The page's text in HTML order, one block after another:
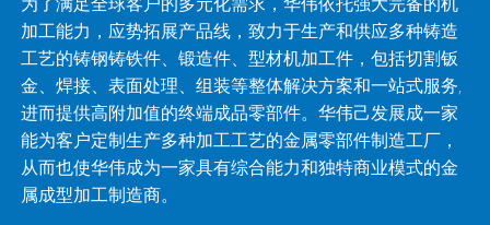
加工能力，应势拓展产品线，致力于生产和供应多种铸造
工艺的铸钢铸铁件、锻造件、型材机加工件，包括切割钣
金、焊接、表面处理、组装等整体解决方案和一站式服务,
进而提供高附加值的终端成品零部件。华伟己发展成一家
能为客户定制生产多种加工工艺的金属零部件制造工厂，
从而也使华伟成为一家具有综合能力和独特商业模式的金
属成型加工制造商。